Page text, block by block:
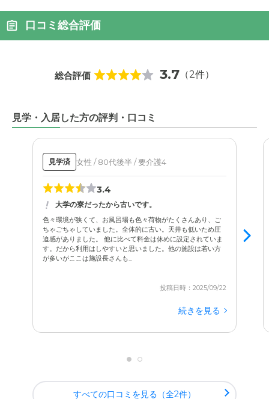
口コミ総合評価
総合評価 3.7 （2件）
見学・入居した方の評判・口コミ
見学済 女性 / 80代後半 / 要介護4
3.4
大学の寮だったから古いです。
色々環境が狭くて、お風呂場も色々荷物がたくさんあり、ご
ちゃごちゃしていました。全体的に古い。天井も低いため圧
迫感がありました。 他に比べて料金は休めに設定されていま
す。だから利用はしやすいと思いました。他の施設は若い方
が多いがここは施設長さんも...
投稿日時：2025/09/22
続きを見る
すべての口コミを見る（全2件）